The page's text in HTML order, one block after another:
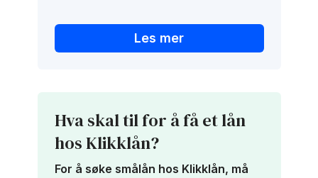
Les mer
Hva skal til for å få et lån
hos Klikklån?
For å søke smålån hos Klikklån, må